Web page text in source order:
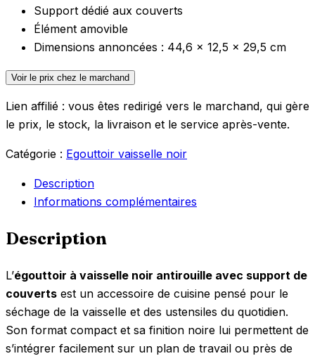
Support dédié aux couverts
Élément amovible
Dimensions annoncées : 44,6 x 12,5 x 29,5 cm
Voir le prix chez le marchand
Lien affilié : vous êtes redirigé vers le marchand, qui gère
le prix, le stock, la livraison et le service après-vente.
Catégorie : Egouttoir vaisselle noir
Description
Informations complémentaires
Description
L’égouttoir à vaisselle noir antirouille avec support de
couverts est un accessoire de cuisine pensé pour le
séchage de la vaisselle et des ustensiles du quotidien.
Son format compact et sa finition noire lui permettent de
s’intégrer facilement sur un plan de travail ou près de